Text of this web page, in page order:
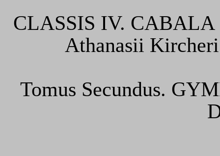
CLASSIS IV.
Athanasii
Tomus Secundus.